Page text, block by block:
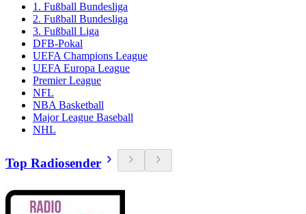
1. Fußball Bundesliga
2. Fußball Bundesliga
3. Fußball Liga
DFB-Pokal
UEFA Champions League
UEFA Europa League
Premier League
NFL
NBA Basketball
Major League Baseball
NHL
Top Radiosender